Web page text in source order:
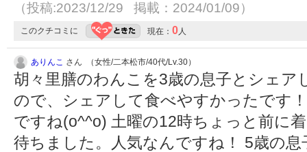
（投稿:2023/12/29 掲載：2024/01/09）
このクチコミに 現在： 0人
ありんこ さん （女性/二本松市/40代/Lv.30）
胡々里膳のわんこを3歳の息子とシェア
ので、シェアして食べやすかったです
ですね(o^^o) 土曜の12時ちょっと前に
待ちました。人気なんですね！ 5歳の